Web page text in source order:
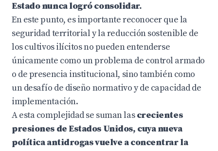
Estado nunca logró consolidar.
En este punto, es importante reconocer que la
seguridad territorial y la reducción sostenible de
los cultivos ilícitos no pueden entenderse
únicamente como un problema de control armado
o de presencia institucional, sino también como
un desafío de diseño normativo y de capacidad de
implementación.
A esta complejidad se suman lascrecientes
presiones de Estados Unidos, cuya nueva
política antidrogas vuelve a concentrar la